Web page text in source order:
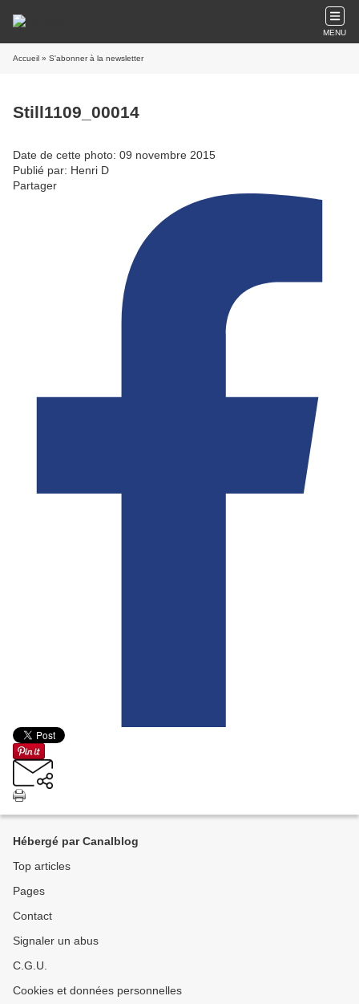
MENU
Accueil » S'abonner à la newsletter
Still1109_00014
Date de cette photo: 09 novembre 2015
Publié par: Henri D
Partager
Hébergé par Canalblog
Top articles
Pages
Contact
Signaler un abus
C.G.U.
Cookies et données personnelles